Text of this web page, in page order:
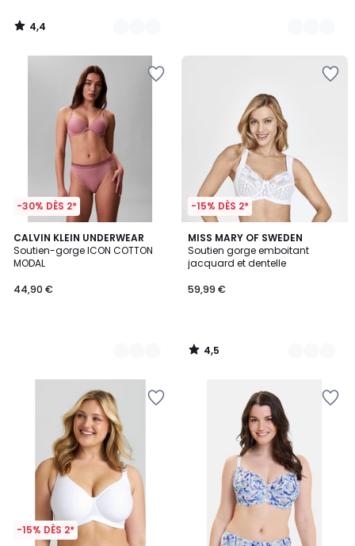
4,4
/
-30% DÈS 2*
CALVIN KLEIN UNDERWEAR
Soutien-gorge ICON COTTON
MODAL
44,90 €
2
Couleurs
-15% DÈS 2*
MISS MARY OF SWEDEN
Soutien gorge emboitant
jacquard et dentelle
59,99 €
4,5
/ 5
6
Couleurs
4,5
/
-15% DÈS 2*